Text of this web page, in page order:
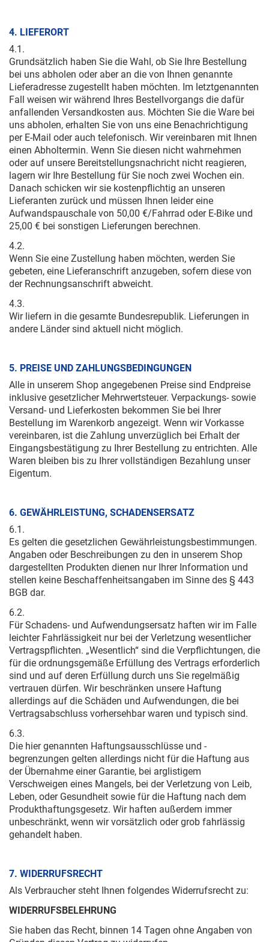
4. LIEFERORT
4.1.
Grundsätzlich haben Sie die Wahl, ob Sie Ihre Bestellung
bei uns abholen oder aber an die von Ihnen genannte
Lieferadresse zugestellt haben möchten. Im letztgenannten
Fall weisen wir während Ihres Bestellvorgangs die dafür
anfallenden Versandkosten aus. Möchten Sie die Ware bei
uns abholen, erhalten Sie von uns eine Benachrichtigung
per E-Mail oder auch telefonisch. Wir vereinbaren mit Ihnen
einen Abholtermin. Wenn Sie diesen nicht wahrnehmen
oder auf unsere Bereitstellungsnachricht nicht reagieren,
lagern wir Ihre Bestellung für Sie noch zwei Wochen ein.
Danach schicken wir sie kostenpflichtig an unseren
Lieferanten zurück und müssen Ihnen leider eine
Aufwandspauschale von 50,00 €/Fahrrad oder E-Bike und
25,00 € bei sonstigen Lieferungen berechnen.
4.2.
Wenn Sie eine Zustellung haben möchten, werden Sie
gebeten, eine Lieferanschrift anzugeben, sofern diese von
der Rechnungsanschrift abweicht.
4.3.
Wir liefern in die gesamte Bundesrepublik. Lieferungen in
andere Länder sind aktuell nicht möglich.
5. PREISE UND ZAHLUNGSBEDINGUNGEN
Alle in unserem Shop angegebenen Preise sind Endpreise
inklusive gesetzlicher Mehrwertsteuer. Verpackungs- sowie
Versand- und Lieferkosten bekommen Sie bei Ihrer
Bestellung im Warenkorb angezeigt. Wenn wir Vorkasse
vereinbaren, ist die Zahlung unverzüglich bei Erhalt der
Eingangsbestätigung zu Ihrer Bestellung zu entrichten. Alle
Waren bleiben bis zu Ihrer vollständigen Bezahlung unser
Eigentum.
6. GEWÄHRLEISTUNG, SCHADENSERSATZ
6.1.
Es gelten die gesetzlichen Gewährleistungsbestimmungen.
Angaben oder Beschreibungen zu den in unserem Shop
dargestellten Produkten dienen nur Ihrer Information und
stellen keine Beschaffenheitsangaben im Sinne des § 443
BGB dar.
6.2.
Für Schadens- und Aufwendungsersatz haften wir im Falle
leichter Fahrlässigkeit nur bei der Verletzung wesentlicher
Vertragspflichten. „Wesentlich“ sind die Verpflichtungen, die
für die ordnungsgemäße Erfüllung des Vertrags erforderlich
sind und auf deren Erfüllung durch uns Sie regelmäßig
vertrauen dürfen. Wir beschränken unsere Haftung
allerdings auf die Schäden und Aufwendungen, die bei
Vertragsabschluss vorhersehbar waren und typisch sind.
6.3.
Die hier genannten Haftungsausschlüsse und -
begrenzungen gelten allerdings nicht für die Haftung aus
der Übernahme einer Garantie, bei arglistigem
Verschweigen eines Mangels, bei der Verletzung von Leib,
Leben, oder Gesundheit sowie für die Haftung nach dem
Produkthaftungsgesetz. Wir haften außerdem immer
unbeschränkt, wenn wir vorsätzlich oder grob fahrlässig
gehandelt haben.
7. WIDERRUFSRECHT
Als Verbraucher steht Ihnen folgendes Widerrufsrecht zu:
WIDERRUFSBELEHRUNG
Sie haben das Recht, binnen 14 Tagen ohne Angaben von